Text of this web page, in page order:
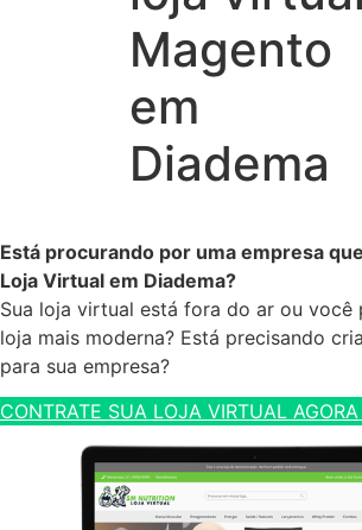
Magento
em
Diadema
Está procurando por uma empresa
Loja Virtual em Diadema?
Sua loja virtual está fora do ar ou você
loja mais moderna? Está precisando
para sua empresa?
CONTRATE SUA LOJA VIRTUAL